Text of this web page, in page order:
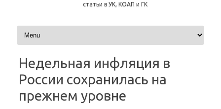
статьи в УК, КОАП и ГК
Перейти к содержимому
Недельная инфляция в
России сохранилась на
прежнем уровне